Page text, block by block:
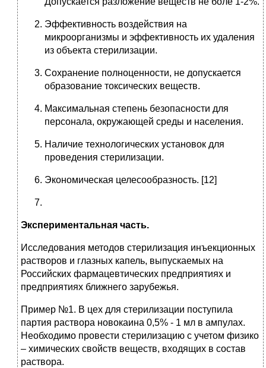
Эффективность воздействия на
микроорганизмы и эффективность их удаления
из объекта стерилизации.
Сохранение полноценности, не допускается
образование токсических веществ.
Максимальная степень безопасности для
персонала, окружающей среды и населения.
Наличие технологических установок для
проведения стерилизации.
Экономическая целесообразность. [12]
Экспериментальная часть.
Исследования методов стерилизация инъекционных
растворов и глазных капель, выпускаемых на
Российских фармацевтических предприятиях и
предприятиях ближнего зарубежья.
Пример №1. В цех для стерилизации поступила
партия раствора новокаина 0,5% - 1 мл в ампулах.
Необходимо провести стерилизацию с учетом физико
– химических свойств веществ, входящих в состав
раствора.